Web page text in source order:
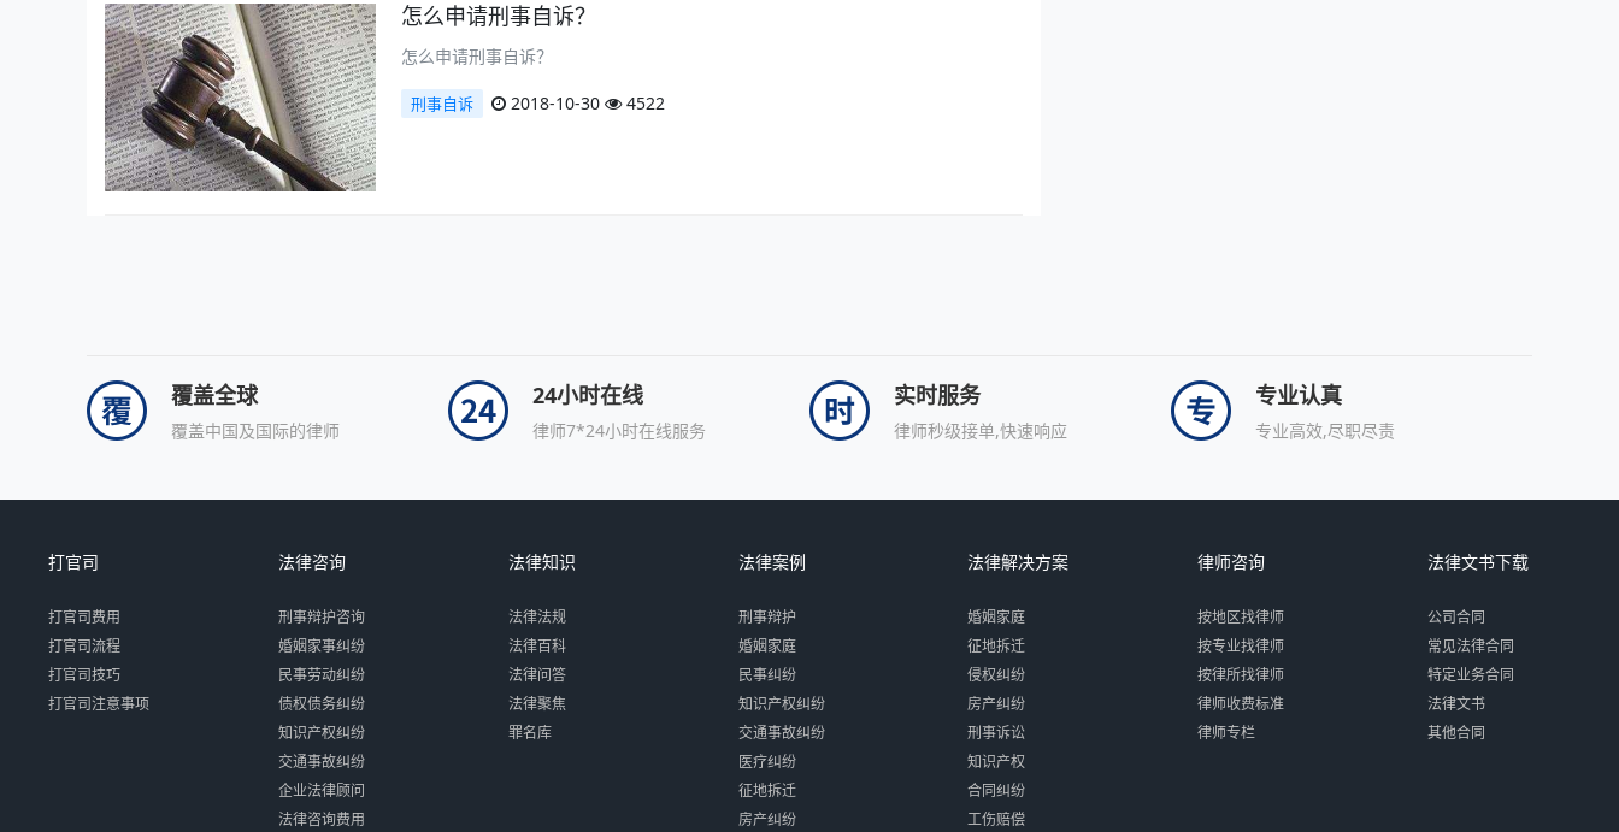
怎么申请刑事自诉？
怎么申请刑事自诉？
刑事自诉 2018-10-30 4522
覆盖全球
覆盖中国及国际的律师
24小时在线
律师7*24小时在线服务
实时服务
律师秒级接单,快速响应
专业认真
专业高效,尽职尽责
打官司
打官司费用
打官司流程
打官司技巧
打官司注意事项
法律咨询
刑事辩护咨询
婚姻家事纠纷
民事劳动纠纷
债权债务纠纷
知识产权纠纷
交通事故纠纷
企业法律顾问
法律咨询费用
法律知识
法律法规
法律百科
法律问答
法律聚焦
罪名库
法律案例
刑事辩护
婚姻家庭
民事纠纷
知识产权纠纷
交通事故纠纷
医疗纠纷
征地拆迁
房产纠纷
法律解决方案
婚姻家庭
征地拆迁
侵权纠纷
房产纠纷
刑事诉讼
知识产权
合同纠纷
工伤赔偿
律师咨询
按地区找律师
按专业找律师
按律所找律师
律师收费标准
律师专栏
法律文书下载
公司合同
常见法律合同
特定业务合同
法律文书
其他合同